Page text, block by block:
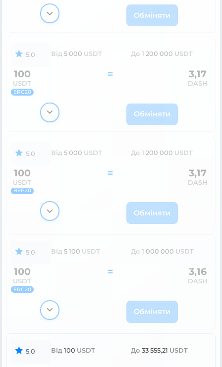
Обміняти
5.0 Від 5 000 USDT До 1 200 000 USDT
100
USDT
ERC20
= 3,17
DASH
Обміняти
5.0 Від 5 000 USDT До 1 200 000 USDT
100
USDT
BEP20
= 3,17
DASH
Обміняти
5.0 Від 5 100 USDT До 1 000 000 USDT
100
USDT
ERC20
= 3,16
DASH
Обміняти
5.0 Від 100 USDT До 33 555,21 USDT